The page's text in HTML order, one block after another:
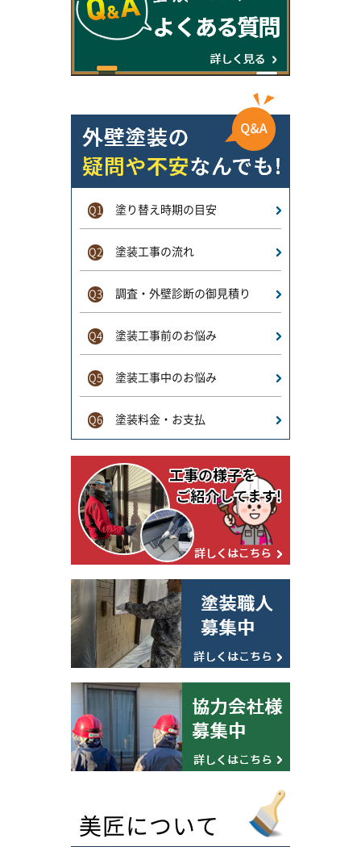
Q1 塗り替え時期の目安
Q2 塗装工事の流れ
Q3 調査・外壁診断の御見積り
Q4 塗装工事前のお悩み
Q5 塗装工事中のお悩み
Q6 塗装料金・お支払
美匠について